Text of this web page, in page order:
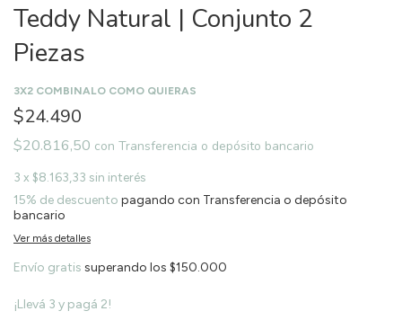
Teddy Natural | Conjunto 2
Piezas
3X2 COMBINALO COMO QUIERAS
$24.490
$20.816,50 con Transferencia o depósito bancario
3 x $8.163,33 sin interés
15% de descuento pagando con Transferencia o depósito
bancario
Ver más detalles
Envío gratis superando los $150.000
¡Llevá 3 y pagá 2!